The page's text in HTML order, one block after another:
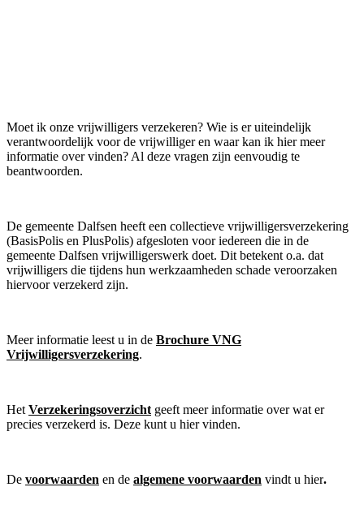
Moet ik onze vrijwilligers verzekeren? Wie is er uiteindelijk
verantwoordelijk voor de vrijwilliger en waar kan ik hier meer
informatie over vinden? Al deze vragen zijn eenvoudig te
beantwoorden.
De gemeente Dalfsen heeft een collectieve vrijwilligersverzekering
(BasisPolis en PlusPolis) afgesloten voor iedereen die in de
gemeente Dalfsen vrijwilligerswerk doet. Dit betekent o.a. dat
vrijwilligers die tijdens hun werkzaamheden schade veroorzaken
hiervoor verzekerd zijn.
Meer informatie leest u in de Brochure VNG
Vrijwilligersverzekering.
Het Verzekeringsoverzicht geeft meer informatie over wat er
precies verzekerd is. Deze kunt u hier vinden.
De voorwaarden en de algemene voorwaarden vindt u hier.